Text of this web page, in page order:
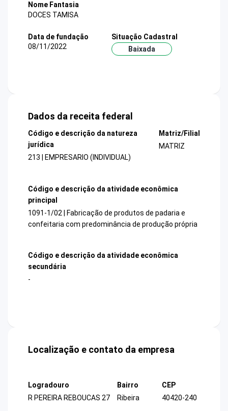
Nome Fantasia
DOCES TAMISA
Data de fundação
08/11/2022
Situação Cadastral
Baixada
Dados da receita federal
Código e descrição da natureza
jurídica
213 | EMPRESARIO (INDIVIDUAL)
Matriz/Filial
MATRIZ
Código e descrição da atividade econômica
principal
1091-1/02 | Fabricação de produtos de padaria e
confeitaria com predominância de produção própria
Código e descrição da atividade econômica
secundária
-
Localização e contato da empresa
Logradouro
R PEREIRA REBOUCAS 27
Bairro
Ribeira
CEP
40420-240